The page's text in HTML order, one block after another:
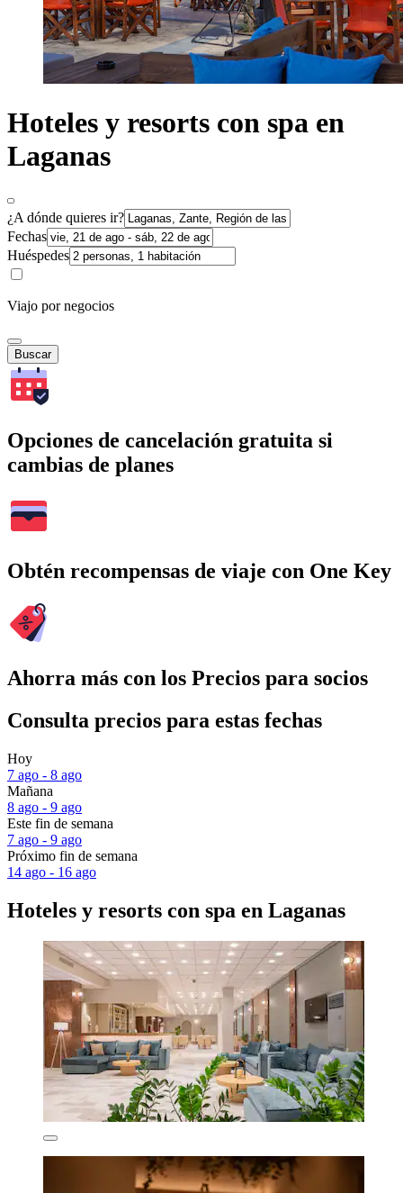
Hoteles y resorts con spa en
Laganas
¿A dónde quieres ir?
Fechas
Huéspedes
Viajo por negocios
Buscar
Opciones de cancelación gratuita si
cambias de planes
Obtén recompensas de viaje con One Key
Ahorra más con los Precios para socios
Consulta precios para estas fechas
Hoy
7 ago - 8 ago
Mañana
8 ago - 9 ago
Este fin de semana
7 ago - 9 ago
Próximo fin de semana
14 ago - 16 ago
Hoteles y resorts con spa en Laganas